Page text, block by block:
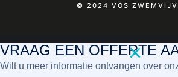
© 2024 VOS
VRAAG EEN OFFERTE
Wilt u meer informatie ontvangen over